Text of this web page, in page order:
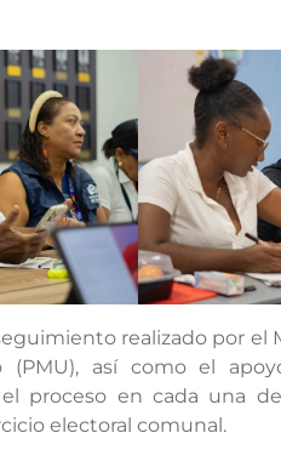
realizado por el
(PMU), así como el
el proceso en cada una
electoral comunal.